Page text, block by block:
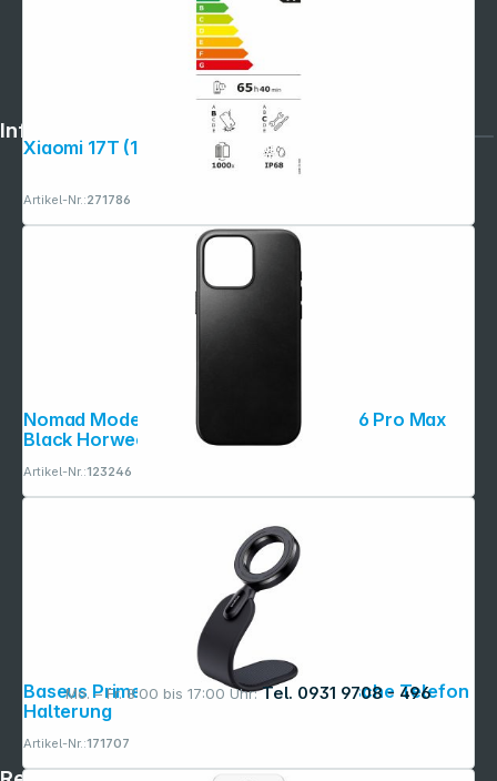
Mo. – Fr. 8:00 bis 17:00 Uhr: Tel. 0931 9708 - 496
Xiaomi 17T (12GB+256GB) schwarz
Artikel-Nr.:271786
Nomad Modern Leather Case iPhone 16 Pro Max
Black Horween
Artikel-Nr.:123246
Baseus PrimeTrip Series C02 Magnetische Telefon
Halterung
Artikel-Nr.:171707
Informationen